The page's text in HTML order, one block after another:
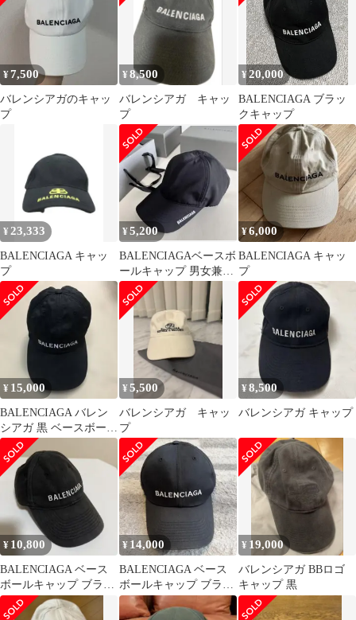
¥7,500
バレンシアガのキャッ
プ
¥8,500
バレンシアガ キャッ
プ
¥20,000
BALENCIAGA ブラッ
クキャップ
¥ 23,333
BALENCIAGA キャッ
プ
¥5,200
BALENCIAGAベースボ
ールキャップ 男女兼用
新品未使用
¥6,000
BALENCIAGA キャッ
プ
¥ 15,000
BALENCIAGA バレン
シアガ 黒 ベースボール
キャップ Lサイズ
¥5,500
バレンシアガ キャッ
プ
¥8,500
バレンシアガ キャップ
¥ 10,800
BALENCIAGA ベース
ボールキャップ ブラッ
ク
¥ 14,000
BALENCIAGA ベース
ボールキャップ ブラッ
ク Lサイズ
¥ 19,000
バレンシアガ BBロゴ
キャップ 黒